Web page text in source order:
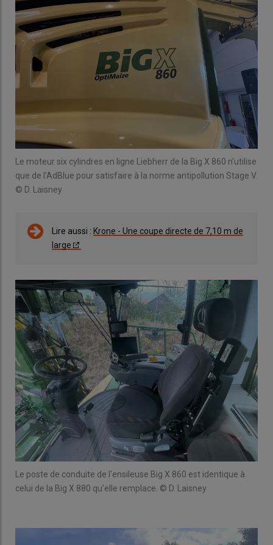
Le moteur six cylindres en ligne Liebherr de la Big X 860 n'utilise
que de l'AdBlue pour satisfaire à la norme antipollution Stage V.
© D. Laisney
Lire aussi : Krone - Une coupe directe de 7,10 m de
large
Le poste de conduite de l'ensileuse Big X 860 est identique à
celui de la Big X 880 qu'elle remplace. © D. Laisney